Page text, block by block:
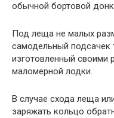
обычной бортовой
Под леща не малых
самодельный подсачек
изготовленный своими
маломерной лодки.
В случае схода леща
заряжать кольцо